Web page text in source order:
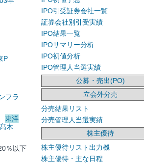
P
フラ
東洋
髙木
％以下
IPO引受証券会社一覧
証券会社別引受実績
IPO結果一覧
IPOサマリー分析
IPO初値分析
IPO管理人当選実績
公募・売出(PO)
立会外分売
分売結果リスト
分売管理人当選実績
株主優待
株主優待リスト出力機
株主優待・主な日程